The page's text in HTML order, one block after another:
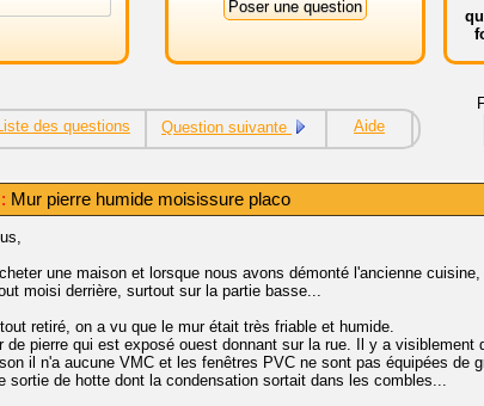
des questions Question suivante Aide
Mur pierre humide moisissure placo
une maison et lorsque nous avons démonté l'ancienne
moisi derrière, surtout sur la partie basse...
retiré, on a vu que le mur était très friable et humide.
de pierre qui est exposé ouest donnant sur la rue. Il y a visiblement
il n'a aucune VMC et les fenêtres PVC ne sont pas équipées de
sortie de hotte dont la condensation sortait dans les combles...